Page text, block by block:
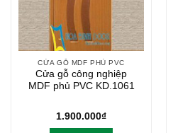
CỬA GỖ MDF PHỦ PVC
Cửa gỗ công nghiệp
MDF phủ PVC KD.1061
1.900.000₫